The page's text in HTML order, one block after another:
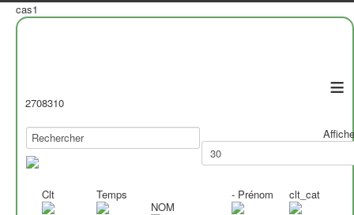
cas1
≡
2708310
Clt
Temps
NOM
- Prénom clt_cat